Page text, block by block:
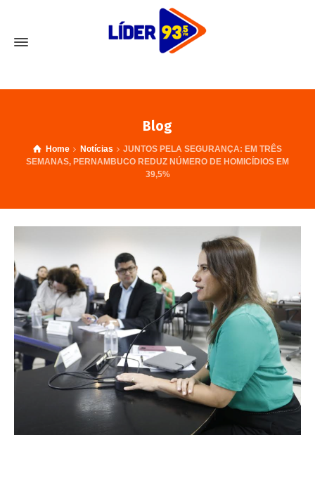
Blog
Home Notícias
JUNTOS PELA SEGURANÇA: EM TRÊS
SEMANAS, PERNAMBUCO REDUZ NÚMERO DE HOMICÍDIOS EM
39,5%